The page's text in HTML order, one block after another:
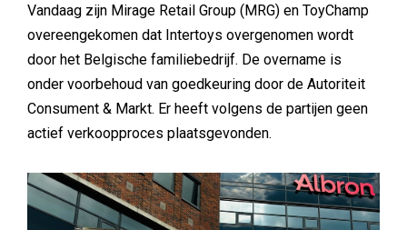
Vandaag zijn Mirage Retail Group (MRG) en ToyChamp
overeengekomen dat Intertoys overgenomen wordt
door het Belgische familiebedrijf. De overname is
onder voorbehoud van goedkeuring door de Autoriteit
Consument & Markt. Er heeft volgens de partijen geen
actief verkoopproces plaatsgevonden.